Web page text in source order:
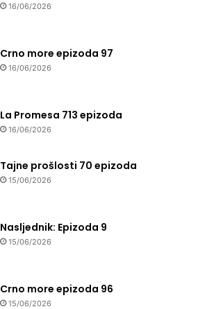
16/06/2026
Crno more epizoda 97
16/06/2026
La Promesa 713 epizoda
16/06/2026
Tajne prošlosti 70 epizoda
15/06/2026
Nasljednik: Epizoda 9
15/06/2026
Crno more epizoda 96
15/06/2026